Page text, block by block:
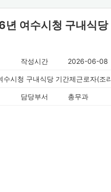
여수시청 구내식당
작성시간 2026-06-08
시청 구내식당 기간제근로자(조
담당부서 총무과